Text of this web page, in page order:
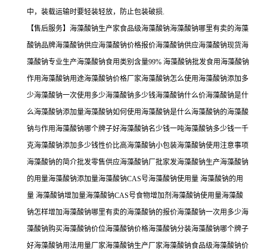
中，装载运输时要轻装轻放，防止包装破损.
【售后服务】海藻酸钠生产家食品级海藻酸钠海藻酸钠哪里有卖的海藻
酸钠品牌海藻酸钠供应海藻酸钠价格报价海藻酸钠供应海藻酸钠现货海
藻酸钠专业生产海藻酸钠食用类别含量99% 海藻酸钠批发食用海藻酸钠
作用海藻酸钠用途海藻酸钠价格厂家海藻酸钠怎么使用海藻酸钠添加多
少海藻酸钠一次使用多少海藻酸钠多少钱海藻酸钠什么价海藻酸钠是什
么海藻酸钠添加量海藻酸钠如何使用海藻酸钠是什么海藻酸钠的海藻酸
钠与作用海藻酸钠哪个牌子好海藻酸钠名少钱一吨海藻酸钠多少钱一千
克海藻酸钠添加多少钱性价比高海藻酸钠小包装海藻酸钠使用注意事项
海藻酸钠的简介批发零售供应海藻酸钠厂批家发海藻酸钠生产海藻酸钠
的用量海藻酸钠添加量海藻酸钠CAS号海藻酸钠使用量 海藻酸钠的用
量 海藻酸钠增加量海藻酸钠CAS号食物增加剂海藻酸钠使用量海藻酸
钠怎样增加海藻酸钠哪里有卖的海藻酸钠的报价海藻酸钠一次用多少海
藻酸钠购买海藻酸钠价位海藻酸钠价格海藻酸钠分装海藻酸钠哪个牌子
好海藻酸钠用法用量厂家海藻酸钠生产厂家海藻酸钠食品级海藻酸钠价